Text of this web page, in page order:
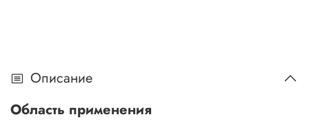
Описание
Область применения